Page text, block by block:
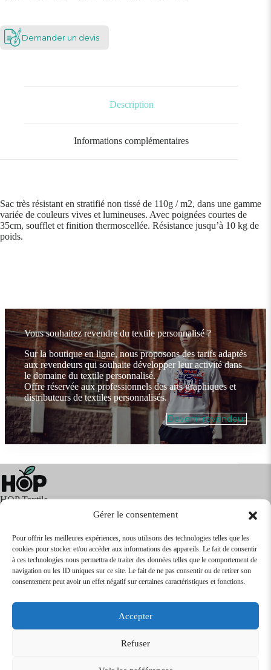
Gérer le consentement
Pour offrir les meilleures expériences, nous utilisons des technologies telles que les
cookies pour stocker et/ou accéder aux informations des appareils. Le fait de consentir
à ces technologies nous permettra de traiter des données telles que le comportement de
navigation ou les ID uniques sur ce site. Le fait de ne pas consentir ou de retirer son
consentement peut avoir un effet négatif sur certaines caractéristiques et fonctions.
Accepter
Refuser
Demander un devis
Description
Informations complémentaires
Sac très résistant en stratifié non tissé de 110g / m2, dans une gamme
variée de couleurs vives et lumineuses. Avec poignées courtes de
35cm, soufflet et finition thermoscellée. Résistance jusqu’à 10 kg de
poids.
Vous souhaitez revendre du textile personnalisé ?
Sur la boutique en ligne, nous proposons des tarifs adaptés
aux revendeurs qui souhaite développer leur activité dans
le domaine du textile personnalisé.
Offre réservée aux professionnels des arts graphiques et
distributeurs de textiles personnalisés.
Devenir revendeur
HOP Textile
Textile Articles Publicitaires
Infos
Boutique en ligne
Express 24H
Tarifs Revendeurs